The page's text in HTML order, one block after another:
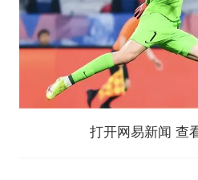
打开网易新闻 查